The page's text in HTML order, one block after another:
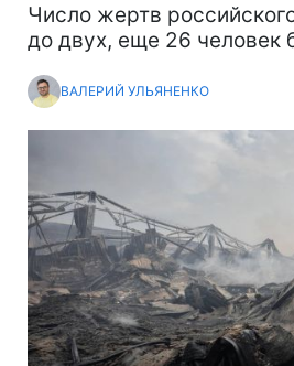
Число жертв
до двух, еще 26 человек
ВАЛЕРИЙ УЛЬЯНЕНКО